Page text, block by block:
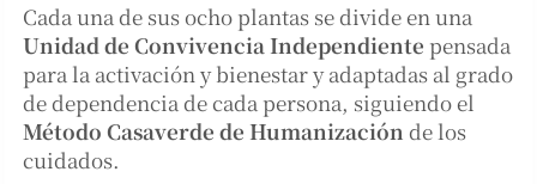
Cada una de sus ocho plantas se divide en una
Unidad de Convivencia Independiente pensada
para la activación y bienestar y adaptadas al grado
de dependencia de cada persona, siguiendo el
Método Casaverde de Humanización de los
cuidados.